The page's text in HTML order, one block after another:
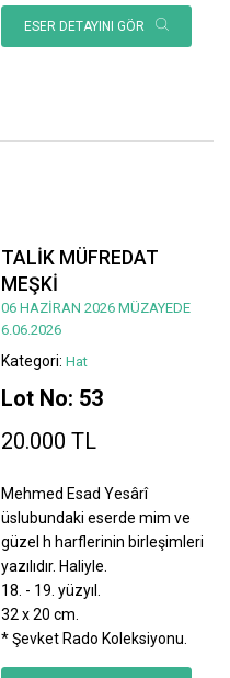
ESER DETAYINI GÖR
TALİK MÜFREDAT
MEŞKİ
06 HAZİRAN 2026 MÜZAYEDE
6.06.2026
Kategori: Hat
Lot No: 53
20.000 TL
Mehmed Esad Yesârî
üslubundaki eserde mim ve
güzel h harflerinin birleşimleri
yazılıdır. Haliyle.
18. - 19. yüzyıl.
32 x 20 cm.
* Şevket Rado Koleksiyonu.